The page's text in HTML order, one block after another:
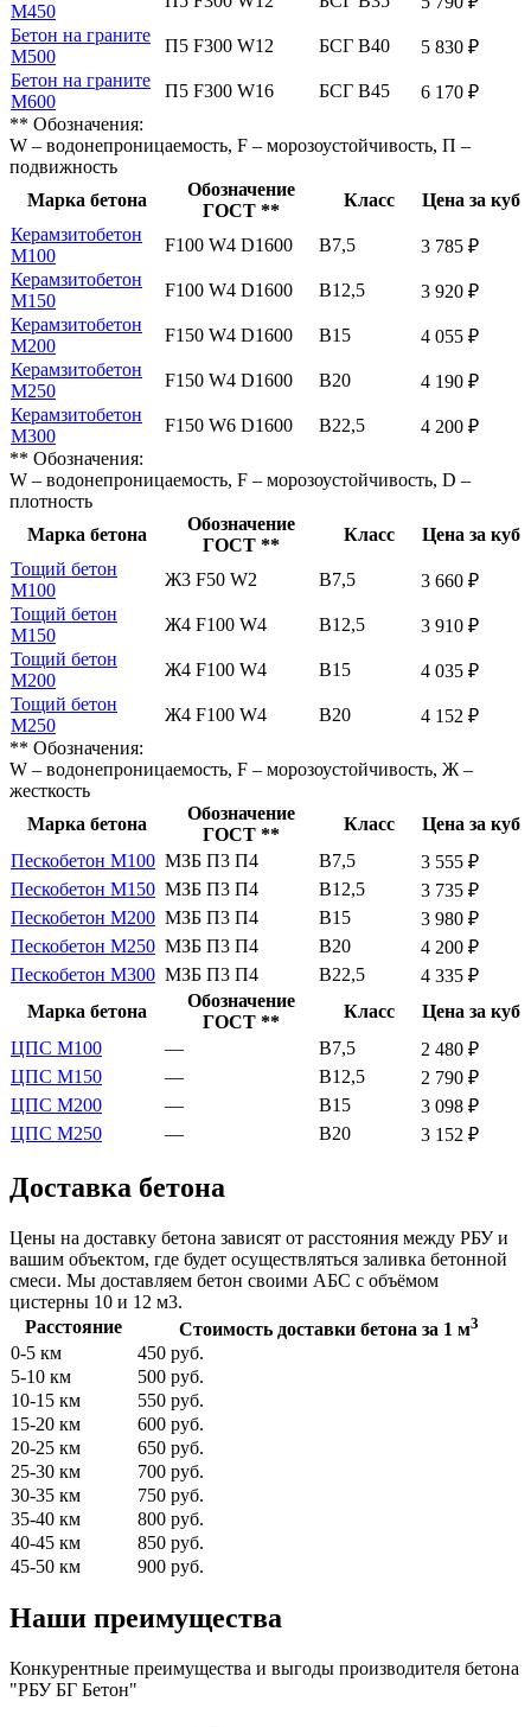
М450
Бетон на граните
М500
П5 F300 W12 БСГ В40
5 830 ₽
Бетон на граните
М600
П5 F300 W16 БСГ В45
6 170 ₽
** Обозначения:
W – водонепроницаемость, F – морозоустойчивость, П –
подвижность
Марка бетона
Обозначение
ГОСТ **
Класс
Цена за куб
Керамзитобетон
М100
F100 W4 D1600 В7,5
3 785 ₽
Керамзитобетон
М150
F100 W4 D1600 В12,5
3 920 ₽
Керамзитобетон
М200
F150 W4 D1600 В15
4 055 ₽
Керамзитобетон
М250
F150 W4 D1600 В20
4 190 ₽
Керамзитобетон
М300
F150 W6 D1600 В22,5
4 200 ₽
** Обозначения:
W – водонепроницаемость, F – морозоустойчивость, D –
плотность
Марка бетона
Обозначение
ГОСТ **
Класс
Цена за куб
Тощий бетон
М100
Ж3 F50 W2 В7,5
3 660 ₽
Тощий бетон
М150
Ж4 F100 W4 В12,5
3 910 ₽
Тощий бетон
М200
Ж4 F100 W4 В15
4 035 ₽
Тощий бетон
М250
Ж4 F100 W4 В20
4 152 ₽
** Обозначения:
W – водонепроницаемость, F – морозоустойчивость, Ж –
жесткость
Марка бетона
Обозначение
ГОСТ **
Класс
Цена за куб
Пескобетон М100 МЗБ П3 П4 В7,5
3 555 ₽
Пескобетон М150 МЗБ П3 П4 В12,5
3 735 ₽
Пескобетон М200 МЗБ П3 П4 В15
3 980 ₽
Пескобетон М250 МЗБ П3 П4 В20
4 200 ₽
Пескобетон М300 МЗБ П3 П4 В22,5
4 335 ₽
Марка бетона
Обозначение
ГОСТ **
Класс
Цена за куб
ЦПС М100
— В7,5
2 480 ₽
ЦПС М150
— В12,5
2 790 ₽
ЦПС М200
— В15
3 098 ₽
ЦПС М250
— В20 3 152 ₽
Доставка бетона
Цены на доставку бетона зависят от расстояния между РБУ и
вашим объектом, где будет осуществляться заливка бетонной
смеси. Мы доставляем бетон своими АБС с объёмом
цистерны 10 и 12 м3.
Расстояние
Стоимость доставки бетона за 1 м3
0-5 км
450 руб.
5-10 км
500 руб.
10-15 км
550 руб.
15-20 км
600 руб.
20-25 км
650 руб.
25-30 км
700 руб.
30-35 км
750 руб.
35-40 км
800 руб.
40-45 км
850 руб.
45-50 км
900 руб.
Наши преимущества
Конкурентные преимущества и выгоды производителя бетона
"РБУ БГ Бетон"